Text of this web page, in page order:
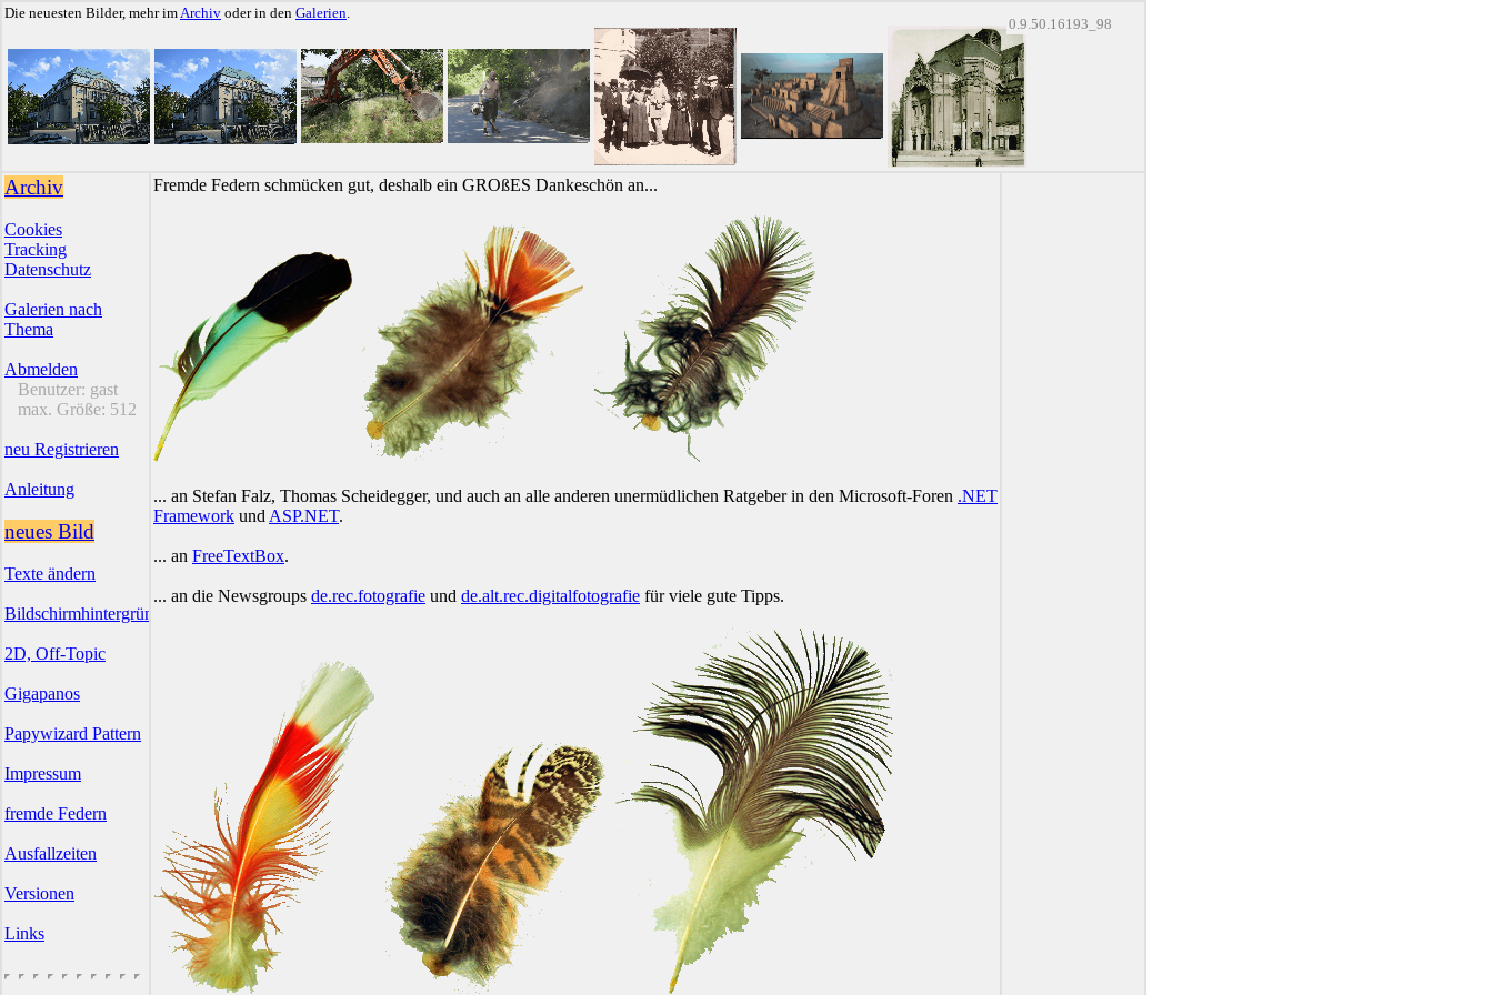
Die neuesten Bilder, mehr imArchiv oder in den Galerien.
0.9.50.16193_98
Archiv
Cookies
Tracking
Datenschutz
Galerien nach
Thema
Abmelden
Benutzer: gast
max. Größe: 512
neu Registrieren
Anleitung
neues Bild
Texte ändern
Bildschirmhintergründe
2D, Off-Topic
Gigapanos
Papywizard Pattern
Impressum
fremde Federn
Ausfallzeiten
Versionen
Links
Fremde Federn schmücken gut, deshalb ein GROßES Dankeschön an...
... an Stefan Falz, Thomas Scheidegger, und auch an alle anderen unermüdlichen Ratgeber in den Microsoft-Foren .NET
Framework und ASP.NET.
... an FreeTextBox.
... an die Newsgroups de.rec.fotografie und de.alt.rec.digitalfotografie für viele gute Tipps.